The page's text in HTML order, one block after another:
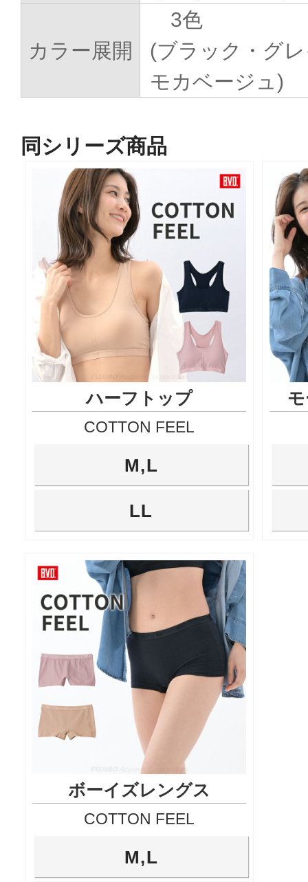
カラー展開
3色
(ブラック・グ
モカベージュ)
同シリーズ商品
ハーフトップ
COTTON FEEL
M,L
LL
ボーイズレングス
COTTON FEEL
M,L